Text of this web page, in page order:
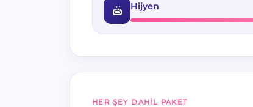
Hijyen
HER ŞEY DAHIL PAKET